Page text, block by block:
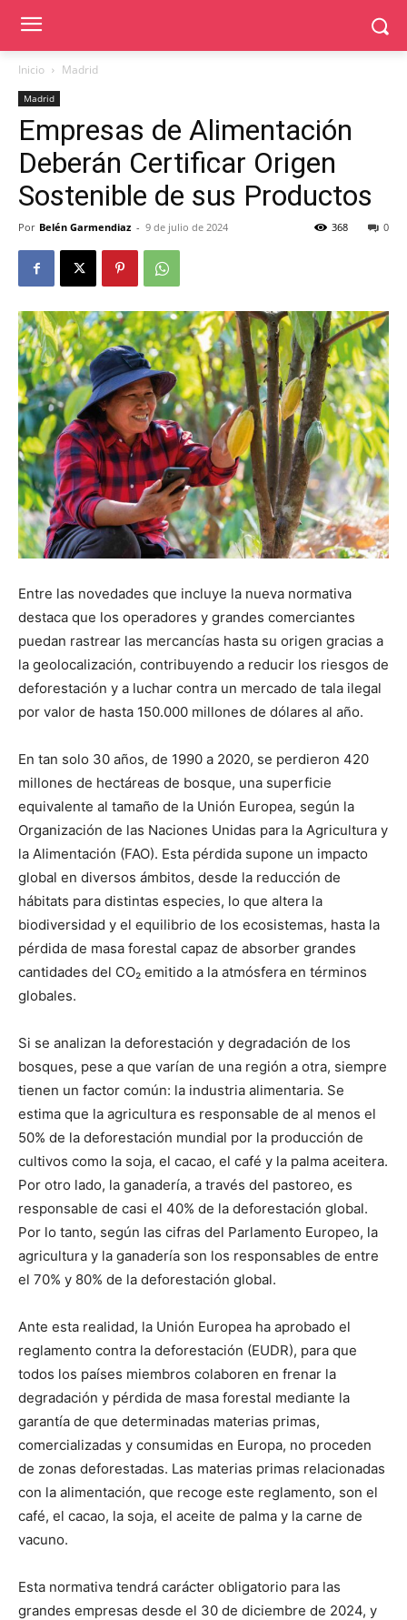
Inicio Madrid
Madrid
Empresas de Alimentación
Deberán Certificar Origen
Sostenible de sus Productos
Por Belén Garmendiaz - 9 de julio de 2024 0
368
Entre las novedades que incluye la nueva normativa
destaca que los operadores y grandes comerciantes
puedan rastrear las mercancías hasta su origen gracias a
la geolocalización, contribuyendo a reducir los riesgos de
deforestación y a luchar contra un mercado de tala ilegal
por valor de hasta 150.000 millones de dólares al año.
En tan solo 30 años, de 1990 a 2020, se perdieron 420
millones de hectáreas de bosque, una superficie
equivalente al tamaño de la Unión Europea, según la
Organización de las Naciones Unidas para la Agricultura y
la Alimentación (FAO). Esta pérdida supone un impacto
global en diversos ámbitos, desde la reducción de
hábitats para distintas especies, lo que altera la
biodiversidad y el equilibrio de los ecosistemas, hasta la
pérdida de masa forestal capaz de absorber grandes
cantidades del CO₂ emitido a la atmósfera en términos
globales.
Si se analizan la deforestación y degradación de los
bosques, pese a que varían de una región a otra, siempre
tienen un factor común: la industria alimentaria. Se
estima que la agricultura es responsable de al menos el
50% de la deforestación mundial por la producción de
cultivos como la soja, el cacao, el café y la palma aceitera.
Por otro lado, la ganadería, a través del pastoreo, es
responsable de casi el 40% de la deforestación global.
Por lo tanto, según las cifras del Parlamento Europeo, la
agricultura y la ganadería son los responsables de entre
el 70% y 80% de la deforestación global.
Ante esta realidad, la Unión Europea ha aprobado el
reglamento contra la deforestación (EUDR), para que
todos los países miembros colaboren en frenar la
degradación y pérdida de masa forestal mediante la
garantía de que determinadas materias primas,
comercializadas y consumidas en Europa, no proceden
de zonas deforestadas. Las materias primas relacionadas
con la alimentación, que recoge este reglamento, son el
café, el cacao, la soja, el aceite de palma y la carne de
vacuno.
Esta normativa tendrá carácter obligatorio para las
grandes empresas desde el 30 de diciembre de 2024, y